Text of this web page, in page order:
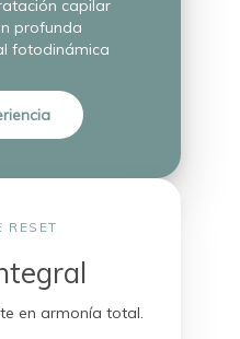
capilar
profunda
fotodinámica
RESET
en armonía total.